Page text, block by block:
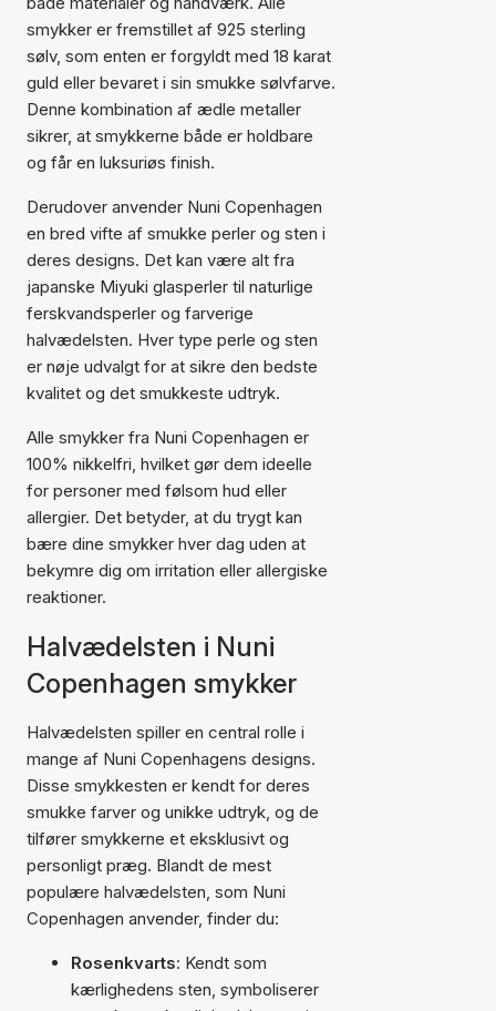
smykker er fremstillet af 925 sterling
sølv, som enten er forgyldt med 18 karat
guld eller bevaret i sin smukke sølvfarve.
Denne kombination af ædle metaller
sikrer, at smykkerne både er holdbare
og får en luksuriøs finish.
Derudover anvender Nuni Copenhagen
en bred vifte af smukke perler og sten i
deres designs. Det kan være alt fra
japanske Miyuki glasperler til naturlige
ferskvandsperler og farverige
halvædelsten. Hver type perle og sten
er nøje udvalgt for at sikre den bedste
kvalitet og det smukkeste udtryk.
Alle smykker fra Nuni Copenhagen er
100% nikkelfri, hvilket gør dem ideelle
for personer med følsom hud eller
allergier. Det betyder, at du trygt kan
bære dine smykker hver dag uden at
bekymre dig om irritation eller allergiske
reaktioner.
Halvædelsten i Nuni
Copenhagen smykker
Halvædelsten spiller en central rolle i
mange af Nuni Copenhagens designs.
Disse smykkesten er kendt for deres
smukke farver og unikke udtryk, og de
tilfører smykkerne et eksklusivt og
personligt præg. Blandt de mest
populære halvædelsten, som Nuni
Copenhagen anvender, finder du:
Rosenkvarts: Kendt som
kærlighedens sten, symboliserer